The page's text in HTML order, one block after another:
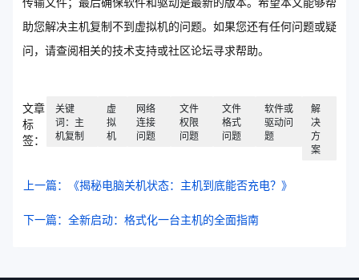
助您解决主机复制不到虚拟机的问题。如果您还有任何问题或疑
问，请查阅相关的技术支持或社区论坛寻求帮助。
文章
标
签：
关键
词：主
机复制
虚
拟
机
网络
连接
问题
文件
权限
问题
文件
格式
问题
软件或
驱动问
题
解
决
方
案
上一篇：《揭秘电脑关机状态：主机到底能否充电？》
下一篇：全新启动：格式化一台主机的全面指南